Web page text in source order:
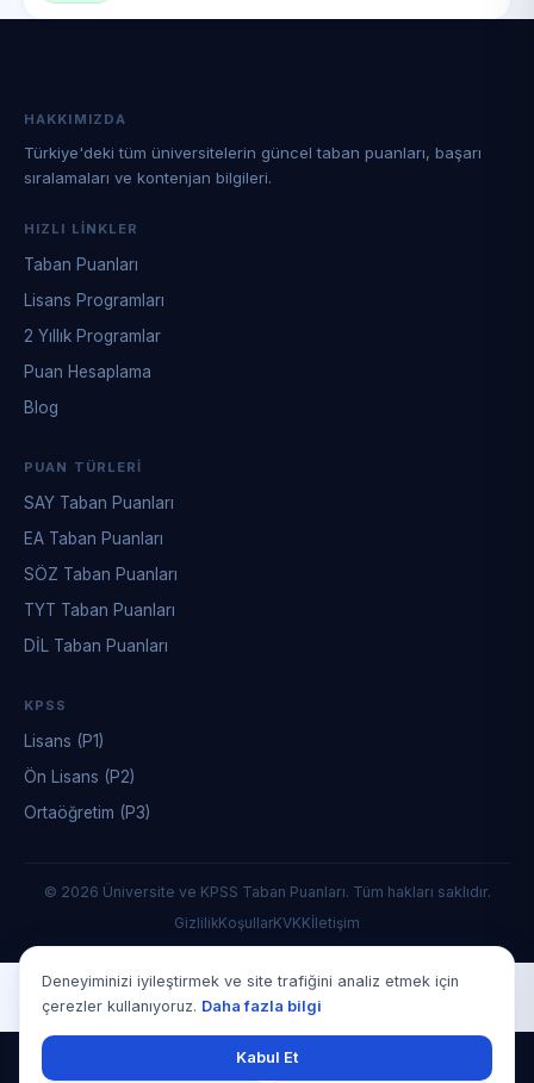
HAKKIMIZDA
Türkiye'deki tüm üniversitelerin güncel taban puanları, başarı
sıralamaları ve kontenjan bilgileri.
HIZLI LINKLER
Taban Puanları
Lisans Programları
2 Yıllık Programlar
Puan Hesaplama
Blog
PUAN TÜRLERI
SAY Taban Puanları
EA Taban Puanları
SÖZ Taban Puanları
TYT Taban Puanları
DİL Taban Puanları
KPSS
Lisans (P1)
Ön Lisans (P2)
Ortaöğretim (P3)
© 2026 Üniversite ve KPSS Taban Puanları. Tüm hakları saklıdır.
GizlilikKoşullarKVKKİletişim
Deneyiminizi iyileştirmek ve site trafiğini analiz etmek için
çerezler kullanıyoruz. Daha fazla bilgi
Kabul Et